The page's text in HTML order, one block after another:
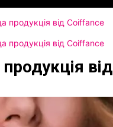
продукція від Coiffance
продукція від Coiffance
від